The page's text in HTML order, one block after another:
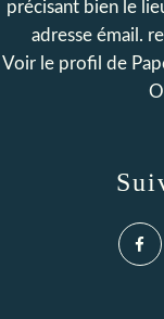
précisant bien le
adresse émail.
Voir le profil de